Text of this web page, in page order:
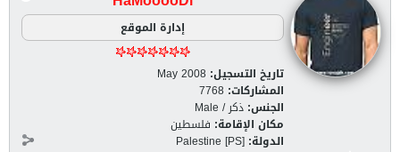
إدارة الموقع
تاريخ التسجيل: May 2008
المشاركات: 7768
الجنس: ذكر / Male
مكان الإقامة: فلسطين
الدولة: Palestine [PS]